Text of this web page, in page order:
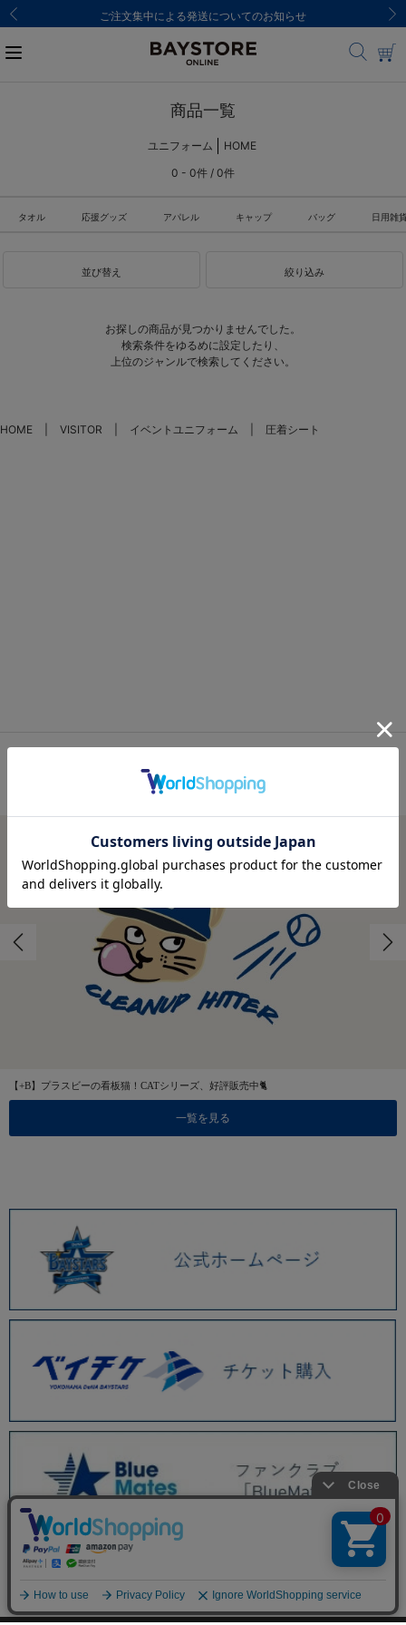
ご注文集中による発送についてのお知らせ
商品一覧
ユニフォーム
HOME
0 - 0件 / 0件
タオル 応援グッズ アパレル キャップ バッグ 日用雑
並び替え 絞り込み
お探しの商品が見つかりませんでした。
検索条件をゆるめに設定したり、
上位のジャンルで検索してください。
HOME VISITOR イベントユニフォーム 圧着シート
FEATURES
特集
【+B】プラスビーの看板猫！CATシリーズ、好評販売中🐈
一覧を見る
BAYSTORE ONLINE TOP 商品一覧